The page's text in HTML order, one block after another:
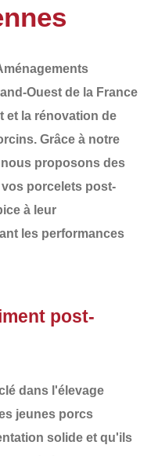
Ouest de la France
et la rénovation de
. Grâce à notre
proposons des
porcelets post-
à leur
les performances
post-
dans l'élevage
jeunes porcs
solide et qu'ils